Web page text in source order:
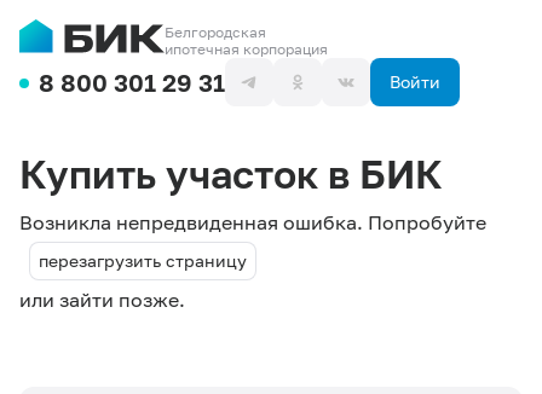
Белгородская
ипотечная корпорация
8 800 301 29 31 Войти
Купить участок в БИК
Возникла непредвиденная ошибка. Попробуйте
перезагрузить страницу
или зайти позже.